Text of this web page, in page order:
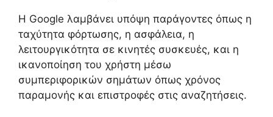
Η Google λαμβάνει υπόψη παράγοντες όπως η
ταχύτητα φόρτωσης, η ασφάλεια, η
λειτουργικότητα σε κινητές συσκευές, και η
ικανοποίηση του χρήστη μέσω
συμπεριφορικών σημάτων όπως χρόνος
παραμονής και επιστροφές στις αναζητήσεις.